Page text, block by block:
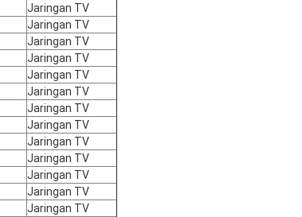
Jaringan TV
Jaringan TV
Jaringan TV
Jaringan TV
Jaringan TV
Jaringan TV
Jaringan TV
Jaringan TV
Jaringan TV
Jaringan TV
Jaringan TV
Jaringan TV
Jaringan TV